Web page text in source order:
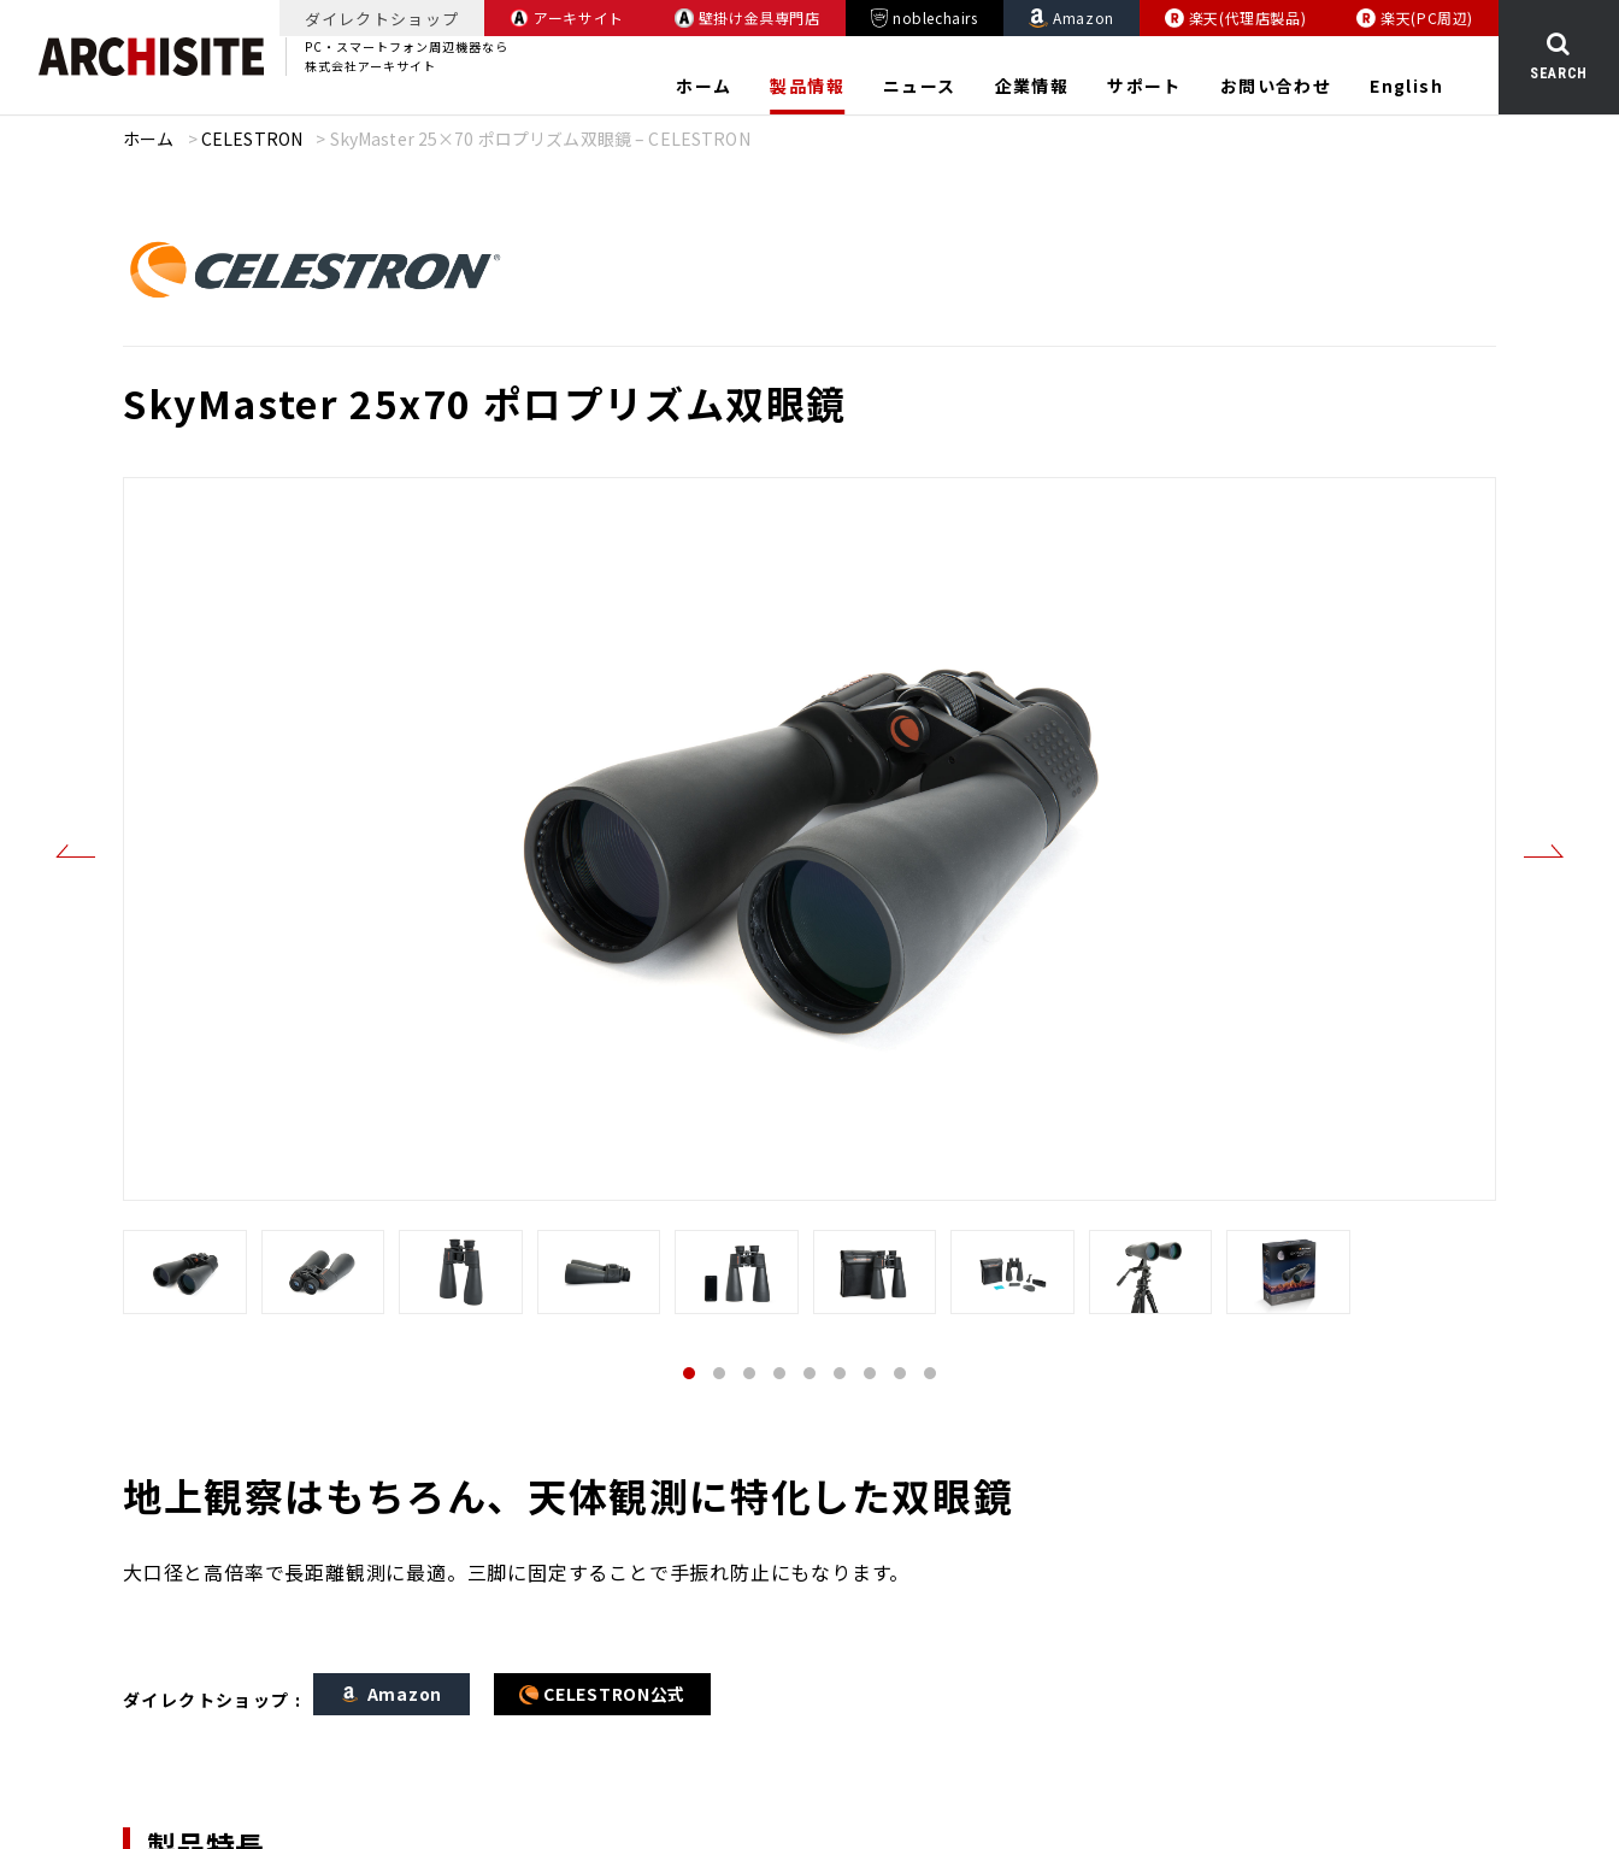
PC・スマートフォン周辺機器なら
株式会社アーキサイト
ダイレクトショップ アーキサイト 壁掛け金具専門店 noblechairs Amazon 楽天(代理店製品) 楽天(PC周辺)
ホーム 製品情報 ニュース 企業情報 サポート お問い合わせ English SEARCH
ホーム >CELESTRON > SkyMaster 25×70 ポロプリズム双眼鏡 – CELESTRON
SkyMaster 25x70 ポロプリズム双眼鏡
地上観察はもちろん、天体観測に特化した双眼鏡
大口径と高倍率で長距離観測に最適。三脚に固定することで手振れ防止にもなります。
ダイレクトショップ : Amazon CELESTRON公式